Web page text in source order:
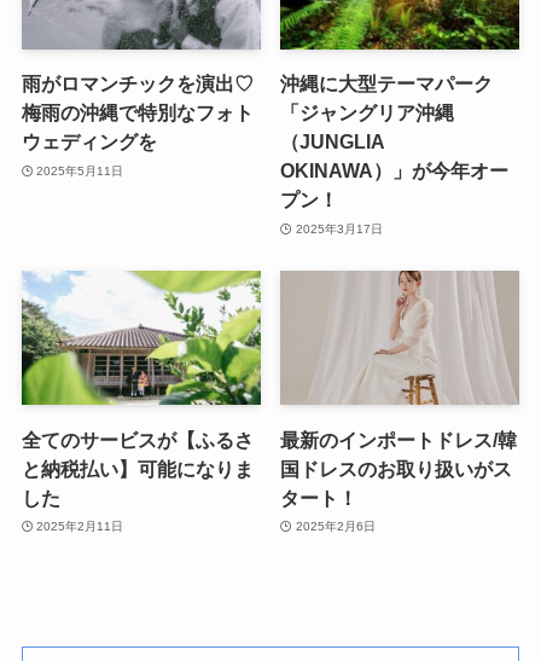
雨がロマンチックを演出♡
梅雨の沖縄で特別なフォト
ウェディングを
2025年5月11日
沖縄に大型テーマパーク
「ジャングリア沖縄
（JUNGLIA
OKINAWA）」が今年オー
プン！
2025年3月17日
全てのサービスが【ふるさ
と納税払い】可能になりま
した
2025年2月11日
最新のインポートドレス/韓
国ドレスのお取り扱いがス
タート！
2025年2月6日